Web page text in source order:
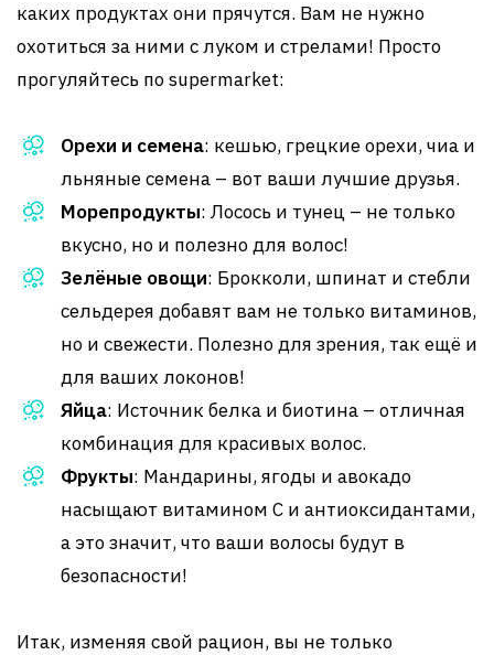
каких продуктах они прячутся. Вам не нужно
охотиться за ними с луком и стрелами! Просто
прогуляйтесь по supermarket:
Орехи и семена: кешью, грецкие орехи, чиа и
льняные семена – вот ваши лучшие друзья.
Морепродукты: Лосось и тунец – не только
вкусно, но и полезно для волос!
Зелёные овощи: Брокколи, шпинат и стебли
сельдерея добавят вам не только витаминов,
но и свежести. Полезно для зрения, так ещё и
для ваших локонов!
Яйца: Источник белка и биотина – отличная
комбинация для красивых волос.
Фрукты: Мандарины, ягоды и авокадо
насыщают витамином C и антиоксидантами,
а это значит, что ваши волосы будут в
безопасности!
Итак, изменяя свой рацион, вы не только